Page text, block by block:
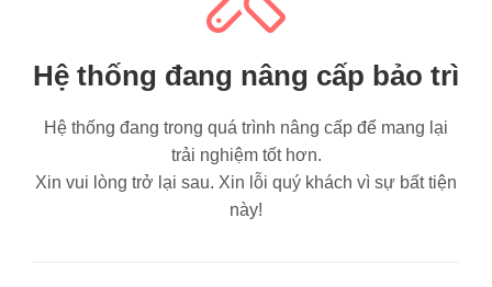
Hệ thống đang nâng cấp bảo trì
Hệ thống đang trong quá trình nâng cấp để mang lại
trải nghiệm tốt hơn.
Xin vui lòng trở lại sau. Xin lỗi quý khách vì sự bất tiện
này!